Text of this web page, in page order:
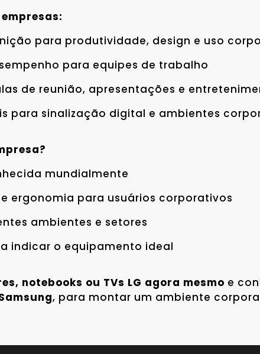
para produtividade, design e uso
para equipes de trabalho
de reunião, apresentações e
para sinalização digital e ambientes
mundialmente
ergonomia para usuários corporativos
ambientes e setores
indicar o equipamento ideal
notebooks ou TVs LG agora mesmo e
, para montar um ambiente